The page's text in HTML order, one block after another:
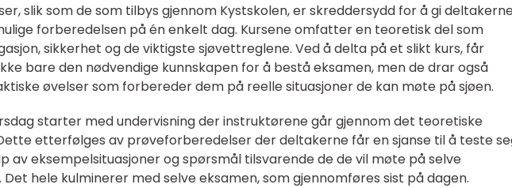
slik som de som tilbys gjennom Kystskolen, er skreddersydd for å gi
forberedelsen på én enkelt dag. Kursene omfatter en teoretisk del som
sikkerhet og de viktigste sjøvettreglene. Ved å delta på et slikt kurs, får
bare den nødvendige kunnskapen for å bestå eksamen, men de drar også
øvelser som forbereder dem på reelle situasjoner de kan møte på sjøen.
starter med undervisning der instruktørene går gjennom det teoretiske
etterfølges av prøveforberedelser der deltakerne får en sjanse til å teste
av eksempelsituasjoner og spørsmål tilsvarende de de vil møte på selve
Det hele kulminerer med selve eksamen, som gjennomføres sist på dagen.